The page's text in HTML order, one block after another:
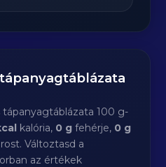
tápanyagtáblázata
tápanyagtáblázata 100 g-
kalória, 0 g fehérje, 0 g
rost. Változtasd a
az értékek